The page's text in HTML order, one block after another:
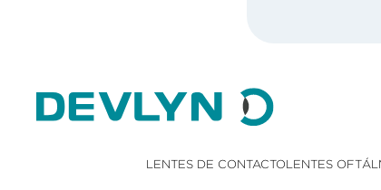
LENTES DE CONTACTOLENTES